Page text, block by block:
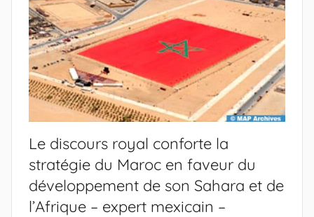
Le discours royal conforte la
stratégie du Maroc en faveur du
développement de son Sahara et de
l’Afrique – expert mexicain –